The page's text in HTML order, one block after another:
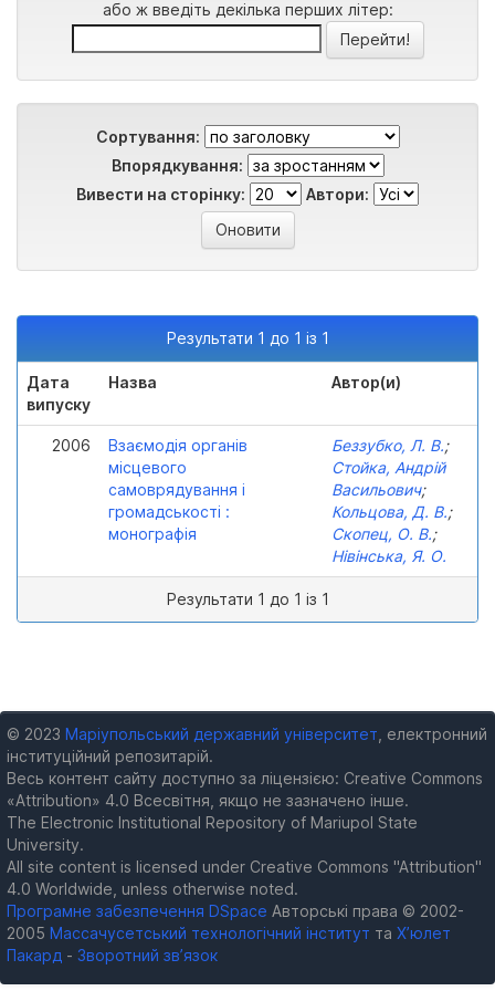
або ж введіть декілька перших літер:
Сортування:
Впорядкування:
Вивести на сторінку:
Автори:
Результати 1 до 1 із 1
Дата
випуску
Назва Автор(и)
2006
Взаємодія органів
місцевого
самоврядування і
громадськості :
монографія
Беззубко, Л. В.;
Стойка, Андрій
Васильович;
Кольцова, Д. В.;
Скопец, О. В.;
Нівінська, Я. О.
Результати 1 до 1 із 1
© 2023 Маріупольський державний університет , електронний
інституційний репозитарій.
Весь контент сайту доступно за ліцензією: Creative Commons
«Attribution» 4.0 Всесвітня, якщо не зазначено інше.
The Electronic Institutional Repository of Mariupol State
University.
All site content is licensed under Creative Commons "Attribution"
4.0 Worldwide, unless otherwise noted.
Програмне забезпечення DSpace Авторські права © 2002-
2005 Массачусетський технологічний інститут та Х’юлет
Пакард - Зворотний зв’язок